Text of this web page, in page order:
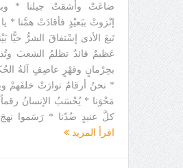
ضاعَتْ وأشقتْ جيلنا *
إنْزوتْ ببَعيْدٍ فأقادَتْ همَّنا *
نَبعَ الأذى إسْتفاقَ الشرُّ حيًّا
عَظيمٌ قائدٌ تظلمُ الشعبَ
بحِرْمانٍ وقهْرٍ عاصِفٍ آلةُ
* نحنُ أرقامٌ توارَتْ خلفَهمْ
مَحْوَنا * يُحْسَبُ الإنسانُ رقماً
كلَّ عنيدٍ ضُدّنا * رَسَموا
اقرأ المزيد